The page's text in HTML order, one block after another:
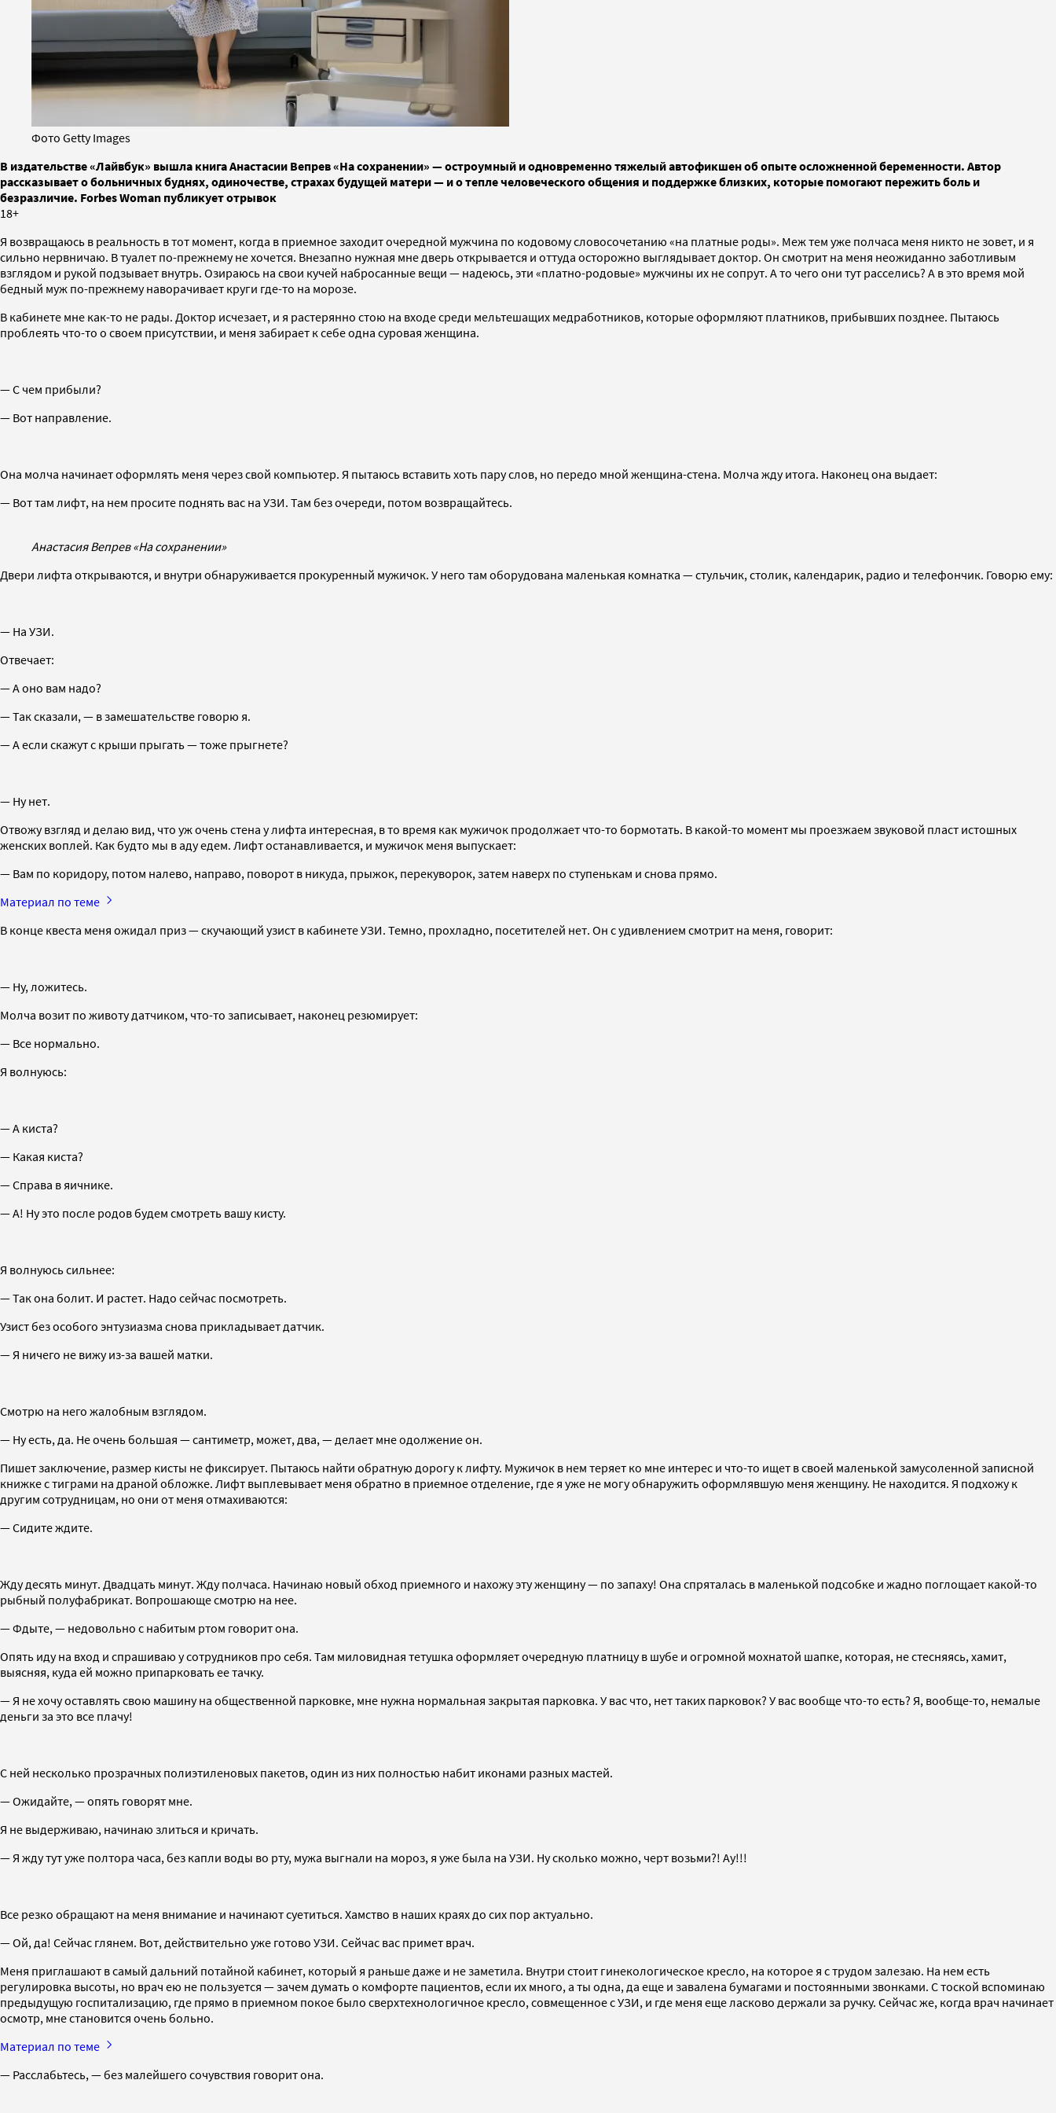
Фото Getty Images
В издательстве «Лайвбук» вышла книга Анастасии Вепрев «На сохранении» — остроумный и одновременно тяжелый автофикшен об опыте осложненной беременности. Автор
рассказывает о больничных буднях, одиночестве, страхах будущей матери — и о тепле человеческого общения и поддержке близких, которые помогают пережить боль и
безразличие. Forbes Woman публикует отрывок
18+
Я возвращаюсь в реальность в тот момент, когда в приемное заходит очередной мужчина по кодовому словосочетанию «на платные роды». Меж тем уже полчаса меня никто не зовет, и я
сильно нервничаю. В туалет по-прежнему не хочется. Внезапно нужная мне дверь открывается и оттуда осторожно выглядывает доктор. Он смотрит на меня неожиданно заботливым
взглядом и рукой подзывает внутрь. Озираюсь на свои кучей набросанные вещи — надеюсь, эти «платно-родовые» мужчины их не сопрут. А то чего они тут расселись? А в это время мой
бедный муж по-прежнему наворачивает круги где-то на морозе.
В кабинете мне как-то не рады. Доктор исчезает, и я растерянно стою на входе среди мельтешащих медработников, которые оформляют платников, прибывших позднее. Пытаюсь
проблеять что-то о своем присутствии, и меня забирает к себе одна суровая женщина.
— С чем прибыли?
— Вот направление.
Она молча начинает оформлять меня через свой компьютер. Я пытаюсь вставить хоть пару слов, но передо мной женщина-стена. Молча жду итога. Наконец она выдает:
— Вот там лифт, на нем просите поднять вас на УЗИ. Там без очереди, потом возвращайтесь.
Анастасия Вепрев «На сохранении»
Двери лифта открываются, и внутри обнаруживается прокуренный мужичок. У него там оборудована маленькая комнатка — стульчик, столик, календарик, радио и телефончик. Говорю ему:
— На УЗИ.
Отвечает:
— А оно вам надо?
— Так сказали, — в замешательстве говорю я.
— А если скажут с крыши прыгать — тоже прыгнете?
— Ну нет.
Отвожу взгляд и делаю вид, что уж очень стена у лифта интересная, в то время как мужичок продолжает что-то бормотать. В какой-то момент мы проезжаем звуковой пласт истошных
женских воплей. Как будто мы в аду едем. Лифт останавливается, и мужичок меня выпускает:
— Вам по коридору, потом налево, направо, поворот в никуда, прыжок, перекуворок, затем наверх по ступенькам и снова прямо.
Материал по теме
В конце квеста меня ожидал приз — скучающий узист в кабинете УЗИ. Темно, прохладно, посетителей нет. Он с удивлением смотрит на меня, говорит:
— Ну, ложитесь.
Молча возит по животу датчиком, что-то записывает, наконец резюмирует:
— Все нормально.
Я волнуюсь:
— А киста?
— Какая киста?
— Справа в яичнике.
— А! Ну это после родов будем смотреть вашу кисту.
Я волнуюсь сильнее:
— Так она болит. И растет. Надо сейчас посмотреть.
Узист без особого энтузиазма снова прикладывает датчик.
— Я ничего не вижу из-за вашей матки.
Смотрю на него жалобным взглядом.
— Ну есть, да. Не очень большая — сантиметр, может, два, — делает мне одолжение он.
Пишет заключение, размер кисты не фиксирует. Пытаюсь найти обратную дорогу к лифту. Мужичок в нем теряет ко мне интерес и что-то ищет в своей маленькой замусоленной записной
книжке с тиграми на драной обложке. Лифт выплевывает меня обратно в приемное отделение, где я уже не могу обнаружить оформлявшую меня женщину. Не находится. Я подхожу к
другим сотрудницам, но они от меня отмахиваются:
— Сидите ждите.
Жду десять минут. Двадцать минут. Жду полчаса. Начинаю новый обход приемного и нахожу эту женщину — по запаху! Она спряталась в маленькой подсобке и жадно поглощает какой-то
рыбный полуфабрикат. Вопрошающе смотрю на нее.
— Фдыте, — недовольно с набитым ртом говорит она.
Опять иду на вход и спрашиваю у сотрудников про себя. Там миловидная тетушка оформляет очередную платницу в шубе и огромной мохнатой шапке, которая, не стесняясь, хамит,
выясняя, куда ей можно припарковать ее тачку.
— Я не хочу оставлять свою машину на общественной парковке, мне нужна нормальная закрытая парковка. У вас что, нет таких парковок? У вас вообще что-то есть? Я, вообще-то, немалые
деньги за это все плачу!
С ней несколько прозрачных полиэтиленовых пакетов, один из них полностью набит иконами разных мастей.
— Ожидайте, — опять говорят мне.
Я не выдерживаю, начинаю злиться и кричать.
— Я жду тут уже полтора часа, без капли воды во рту, мужа выгнали на мороз, я уже была на УЗИ. Ну сколько можно, черт возьми?! Ау!!!
Все резко обращают на меня внимание и начинают суетиться. Хамство в наших краях до сих пор актуально.
— Ой, да! Сейчас глянем. Вот, действительно уже готово УЗИ. Сейчас вас примет врач.
Меня приглашают в самый дальний потайной кабинет, который я раньше даже и не заметила. Внутри стоит гинекологическое кресло, на которое я с трудом залезаю. На нем есть
регулировка высоты, но врач ею не пользуется — зачем думать о комфорте пациентов, если их много, а ты одна, да еще и завалена бумагами и постоянными звонками. С тоской вспоминаю
предыдущую госпитализацию, где прямо в приемном покое было сверхтехнологичное кресло, совмещенное с УЗИ, и где меня еще ласково держали за ручку. Сейчас же, когда врач начинает
осмотр, мне становится очень больно.
Материал по теме
— Расслабьтесь, — без малейшего сочувствия говорит она.